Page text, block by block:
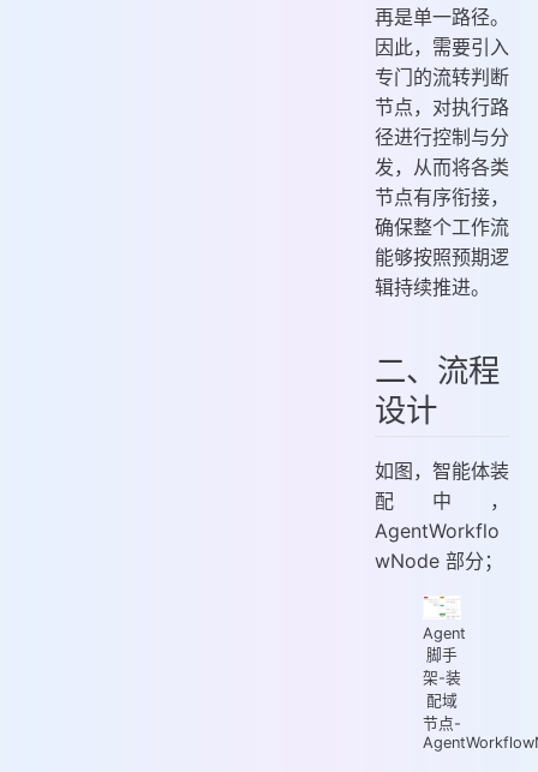
再是单一路径。
因此，需要引入
专门的流转判断
节点，对执行路
径进行控制与分
发，从而将各类
节点有序衔接，
确保整个工作流
能够按照预期逻
辑持续推进。
二、流程
设计
如图，智能体装
配中，
AgentWorkflo
wNode 部分；
Agent
脚手
架-装
配域
节点-